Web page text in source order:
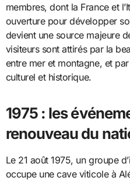
membres, dont la France et
ouverture pour développer
devient une source majeure
visiteurs sont attirés par la
entre mer et montagne, et
culturel et historique.
1975 : les
renouveau du
Le 21 août 1975, un groupe
occupe une cave viticole à